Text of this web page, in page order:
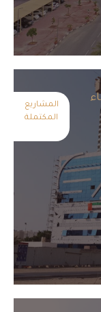
المشاريع
المكتملة